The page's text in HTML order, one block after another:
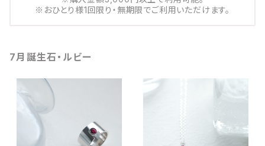
※おひとり様1回限り・無期限でご利用いただけます。
7月誕生石・ルビー